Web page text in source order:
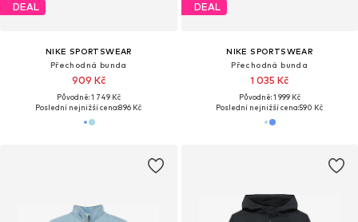
DEAL
NIKE SPORTSWEAR
Přechodná bunda
909 Kč
Původně: 1 749 Kč
Poslední nejnižší cena:896 Kč
DEAL
NIKE SPORTSWEAR
Přechodná bunda
1 035 Kč
Původně: 1 999 Kč
Poslední nejnižší cena:590 Kč